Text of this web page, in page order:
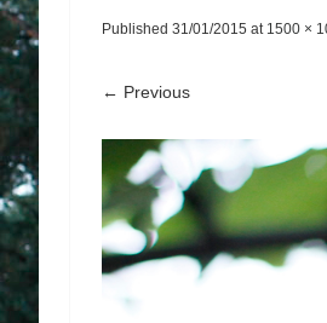
Published 31/01/2015 at 1500 ×
← Previous